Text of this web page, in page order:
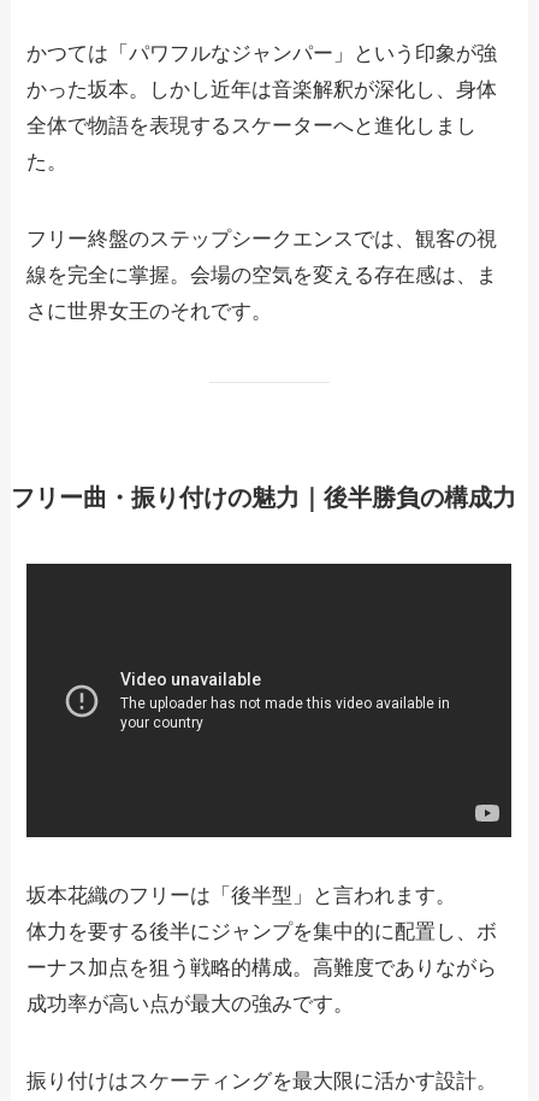
かつては「パワフルなジャンパー」という印象が強
かった坂本。しかし近年は音楽解釈が深化し、身体
全体で物語を表現するスケーターへと進化しまし
た。
フリー終盤のステップシークエンスでは、観客の視
線を完全に掌握。会場の空気を変える存在感は、ま
さに世界女王のそれです。
フリー曲・振り付けの魅力｜後半勝負の構成力
坂本花織のフリーは「後半型」と言われます。
体力を要する後半にジャンプを集中的に配置し、ボ
ーナス加点を狙う戦略的構成。高難度でありながら
成功率が高い点が最大の強みです。
振り付けはスケーティングを最大限に活かす設計。